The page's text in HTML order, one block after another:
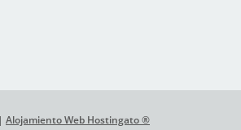
| Alojamiento Web Hostingato ®